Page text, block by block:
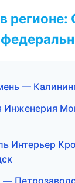
регионе:
—
Инженерия
Интерьер
—